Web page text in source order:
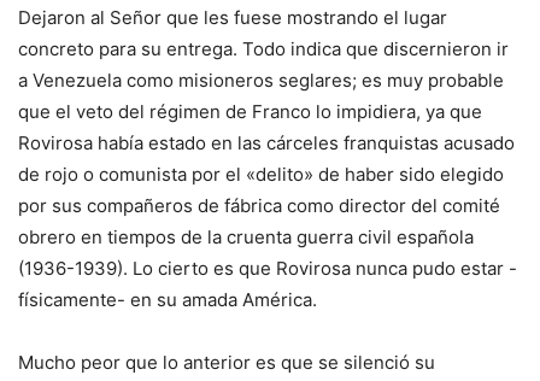
Dejaron al Señor que les fuese mostrando el lugar
concreto para su entrega. Todo indica que discernieron ir
a Venezuela como misioneros seglares; es muy probable
que el veto del régimen de Franco lo impidiera, ya que
Rovirosa había estado en las cárceles franquistas acusado
de rojo o comunista por el «delito» de haber sido elegido
por sus compañeros de fábrica como director del comité
obrero en tiempos de la cruenta guerra civil española
(1936-1939). Lo cierto es que Rovirosa nunca pudo estar -
físicamente- en su amada América.
Mucho peor que lo anterior es que se silenció su